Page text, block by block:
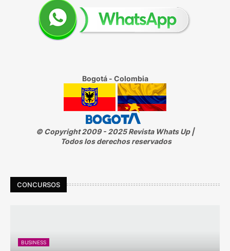
Bogotá - Colombia
© Copyright 2009 - 2025 Revista Whats Up |
Todos los derechos reservados
CONCURSOS
BUSINESS